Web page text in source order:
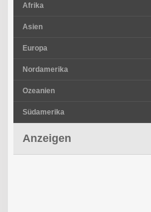
Afrika
Asien
Europa
Nordamerika
Ozeanien
Südamerika
Anzeigen